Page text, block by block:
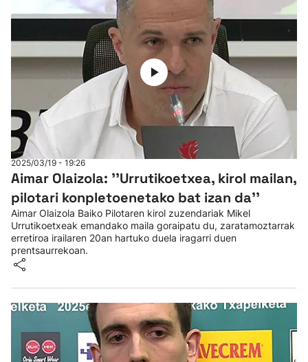
2025/03/19 - 19:26
Aimar Olaizola: ''Urrutikoetxea, kirol mailan,
pilotari konpletoenetako bat izan da''
Aimar Olaizola Baiko Pilotaren kirol zuzendariak Mikel
Urrutikoetxeak emandako maila goraipatu du, zaratamoztarrak
erretiroa irailaren 20an hartuko duela iragarri duen
prentsaurrekoan.